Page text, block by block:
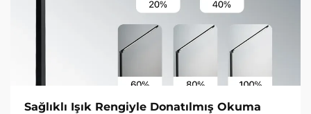
Sağlıklı Işık Rengiyle Donatılmış Okuma